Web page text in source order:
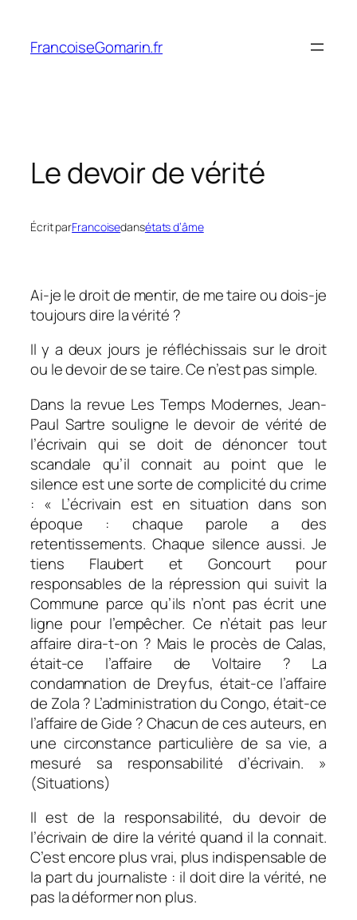
contenu
FrancoiseGomarin.fr
Le devoir de vérité
Écrit parFrancoisedansétats d’âme
Ai-je le droit de mentir, de me taire ou dois-je
toujours dire la vérité ?
Il y a deux jours je réfléchissais sur le droit
ou le devoir de se taire. Ce n’est pas simple.
Dans la revue Les Temps Modernes, Jean-
Paul Sartre souligne le devoir de vérité de
l’écrivain qui se doit de dénoncer tout
scandale qu’il connait au point que le
silence est une sorte de complicité du crime
: « L’écrivain est en situation dans son
époque : chaque parole a des
retentissements. Chaque silence aussi. Je
tiens Flaubert et Goncourt pour
responsables de la répression qui suivit la
Commune parce qu’ils n’ont pas écrit une
ligne pour l’empêcher. Ce n’était pas leur
affaire dira-t-on ? Mais le procès de Calas,
était-ce l’affaire de Voltaire ? La
condamnation de Dreyfus, était-ce l’affaire
de Zola ? L’administration du Congo, était-ce
l’affaire de Gide ? Chacun de ces auteurs, en
une circonstance particulière de sa vie, a
mesuré sa responsabilité d’écrivain. »
(Situations)
Il est de la responsabilité, du devoir de
l’écrivain de dire la vérité quand il la connait.
C’est encore plus vrai, plus indispensable de
la part du journaliste : il doit dire la vérité, ne
pas la déformer non plus.